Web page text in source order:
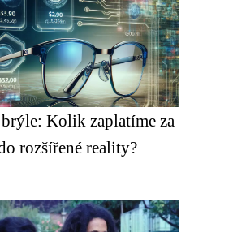
Kolik zaplatíme za
rozšířené reality?